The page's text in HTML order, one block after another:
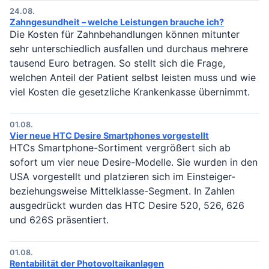
24.08.
Zahngesundheit – welche Leistungen brauche ich?
Die Kosten für Zahnbehandlungen können mitunter
sehr unterschiedlich ausfallen und durchaus mehrere
tausend Euro betragen. So stellt sich die Frage,
welchen Anteil der Patient selbst leisten muss und wie
viel Kosten die gesetzliche Krankenkasse übernimmt.
01.08.
Vier neue HTC Desire Smartphones vorgestellt
HTCs Smartphone-Sortiment vergrößert sich ab
sofort um vier neue Desire-Modelle. Sie wurden in den
USA vorgestellt und platzieren sich im Einsteiger-
beziehungsweise Mittelklasse-Segment. In Zahlen
ausgedrückt wurden das HTC Desire 520, 526, 626
und 626S präsentiert.
01.08.
Rentabilität der Photovoltaikanlagen